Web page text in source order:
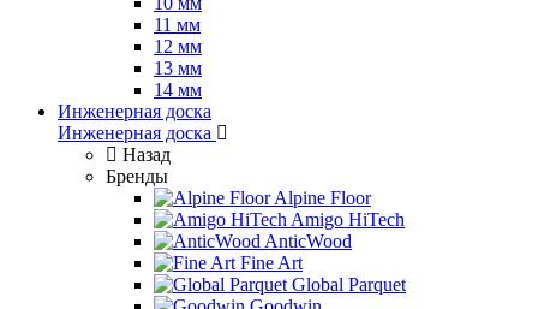
11 мм
12 мм
13 мм
14 мм
Инженерная доска
Инженерная доска
Назад
Бренды
Alpine Floor
Amigo HiTech
AnticWood
Fine Art
Global Parquet